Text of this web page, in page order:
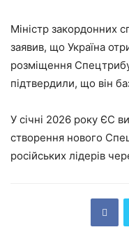
Міністр закордонних
заявив, що Україна
розміщення
підтвердили, що він
У січні 2026 року ЄС
створення нового
російських лідерів